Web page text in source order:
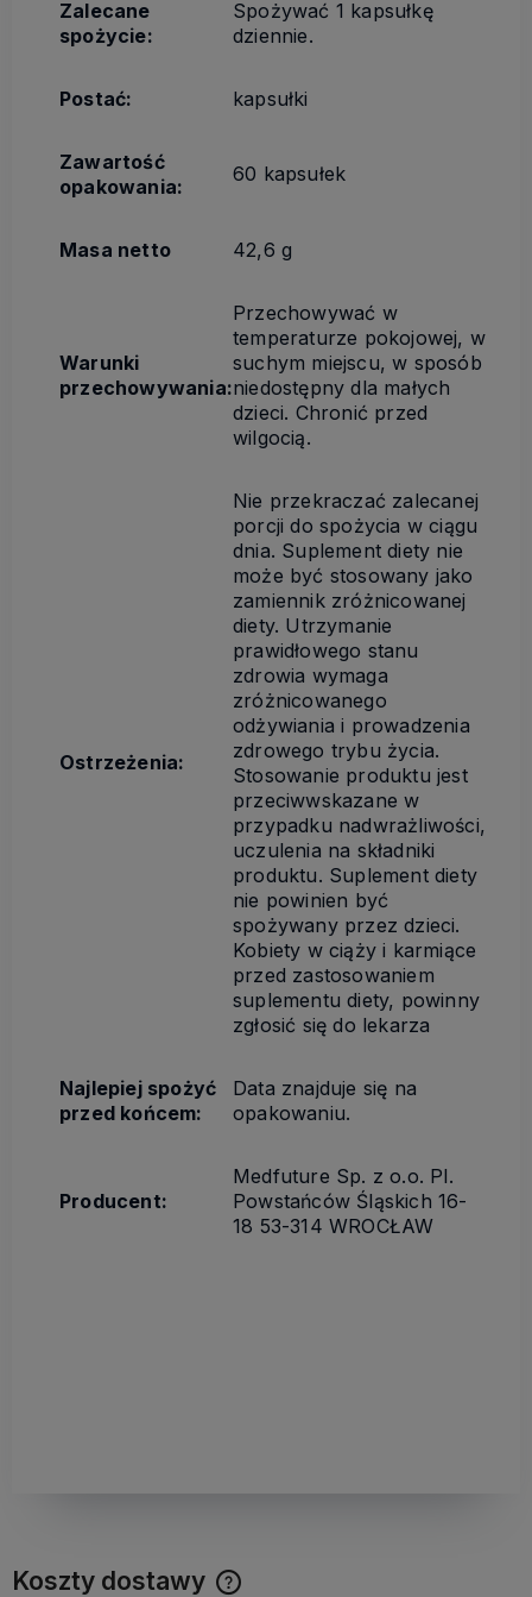
Zalecane
spożycie:
Spożywać 1 kapsułkę
dziennie.
Postać: kapsułki
Zawartość
opakowania:
60 kapsułek
Masa netto 42,6 g
Warunki
przechowywania:
Przechowywać w
temperaturze pokojowej, w
suchym miejscu, w sposób
niedostępny dla małych
dzieci. Chronić przed
wilgocią.
Ostrzeżenia:
Nie przekraczać zalecanej
porcji do spożycia w ciągu
dnia. Suplement diety nie
może być stosowany jako
zamiennik zróżnicowanej
diety. Utrzymanie
prawidłowego stanu
zdrowia wymaga
zróżnicowanego
odżywiania i prowadzenia
zdrowego trybu życia.
Stosowanie produktu jest
przeciwwskazane w
przypadku nadwrażliwości,
uczulenia na składniki
produktu. Suplement diety
nie powinien być
spożywany przez dzieci.
Kobiety w ciąży i karmiące
przed zastosowaniem
suplementu diety, powinny
zgłosić się do lekarza
Najlepiej spożyć
przed końcem:
Data znajduje się na
opakowaniu.
Producent:
Medfuture Sp. z o.o. Pl.
Powstańców Śląskich 16-
18 53-314 WROCŁAW
Koszty dostawy